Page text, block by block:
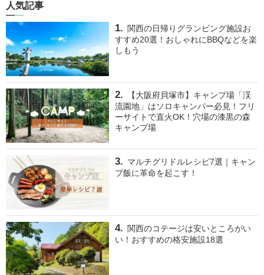
人気記事
関西の日帰りグランピング施設お
すすめ20選！おしゃれにBBQなどを楽
しもう
【大阪府貝塚市】キャンプ場「渓
流園地」はソロキャンパー必見！フリ
ーサイトで直火OK！穴場の漆黒の森
キャンプ場
マルチグリドルレシピ7選｜キャン
プ飯に革命を起こす！
関西のコテージは安いところがい
い！おすすめの格安施設18選